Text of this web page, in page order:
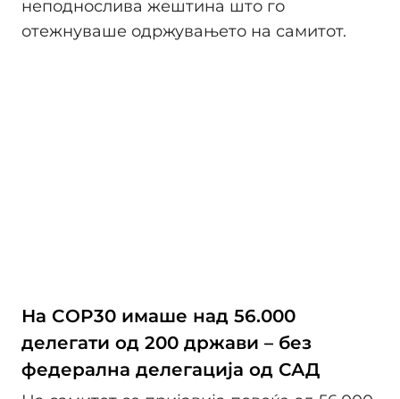
неподнослива жештина што го
отежнуваше одржувањето на самитот.
На COP30 имаше над 56.000
делегати од 200 држави – без
федерална делегација од САД